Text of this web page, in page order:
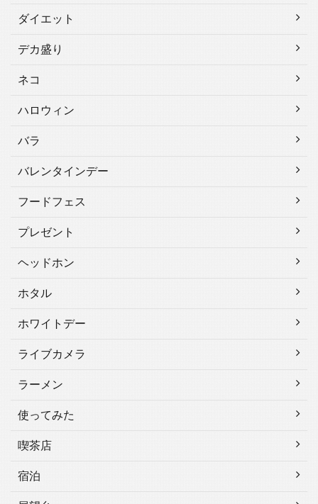
ダイエット
デカ盛り
ネコ
ハロウィン
バラ
バレンタインデー
フードフェス
プレゼント
ヘッドホン
ホタル
ホワイトデー
ライブカメラ
ラーメン
使ってみた
喫茶店
宿泊